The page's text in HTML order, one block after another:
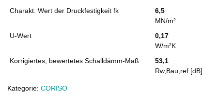
Charakt. Wert der Druckfestigkeit fk
6,5
MN/m²
U-Wert
0,17
W/m²K
Korrigiertes, bewertetes Schalldämm-Maß
53,1
Rw,Bau,ref [dB]
Kategorie: CORISO